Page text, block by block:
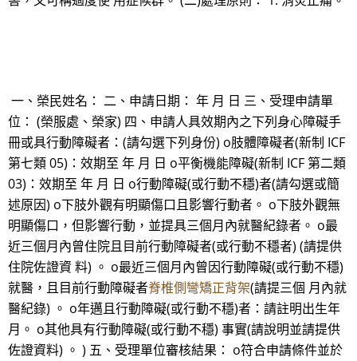
一、榮民姓名： 二、申請日期： 年 月 日 三、受理申請單
位： (榮服處、榮家) 四、申請人具效期內之下列身心障礙手
冊或具行動障礙者：(請勾選下列身份) o肢體障礙者(新制 ICF
第七類 05)：效期至 年 月 日 o平衡機能障礙(新制 ICF 第二類
03)：效期至 年 月 日 o行動障礙(或行動不穩)者(請勾選或簡
述原因) o下肢外觀有明顯傷口且影響行動者。 o下肢外觀無
明顯傷口，但影響行動，並提具三個月內就醫紀錄者。 o最
近三個月內曾住院且目前行動障礙者(或行動不穩者) (請提供
住院佐證資 料) 。 o最近三個月內曾因行動障礙(或行動不穩)
就醫，且目前行動障礙者脊椎側彎矯正背架(請提三個 月內就
醫紀錄) 。 o年邁且行動障礙(或行動不穩)者：請註明出生年
月。 o其他具有行動障礙(或行動不穩) 事實(請說明並請提供
佐證資料) 。 ) 五、受理單位審核結果： o符合申請條件並於